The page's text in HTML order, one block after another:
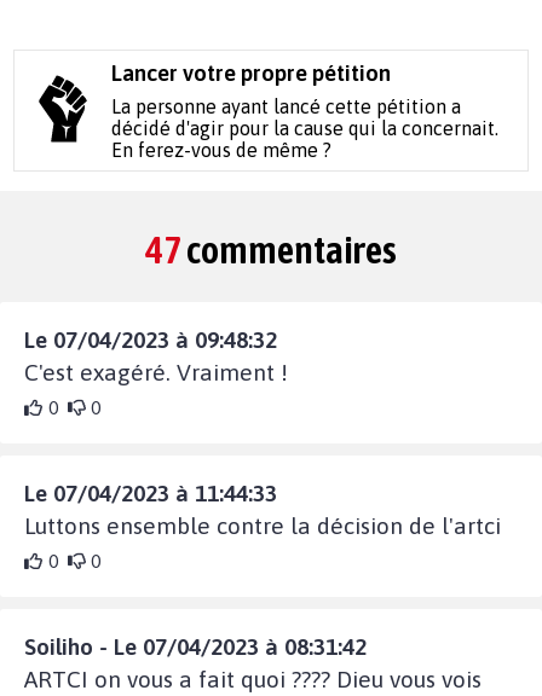
Lancer votre propre pétition
La personne ayant lancé cette pétition a
décidé d'agir pour la cause qui la concernait.
En ferez-vous de même ?
47commentaires
Le 07/04/2023 à 09:48:32
C'est exagéré. Vraiment !
0 0
Le 07/04/2023 à 11:44:33
Luttons ensemble contre la décision de l'artci
0 0
Soiliho - Le 07/04/2023 à 08:31:42
ARTCI on vous a fait quoi ???? Dieu vous vois